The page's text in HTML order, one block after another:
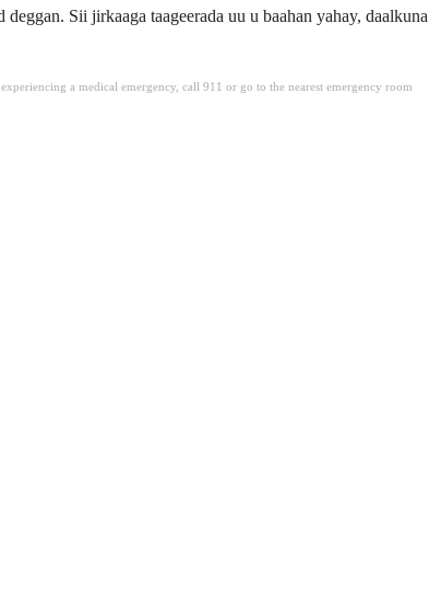
Sii jirkaaga taageerada uu u baahan yahay, daalkuna
a medical emergency, call 911 or go to the nearest emergency room